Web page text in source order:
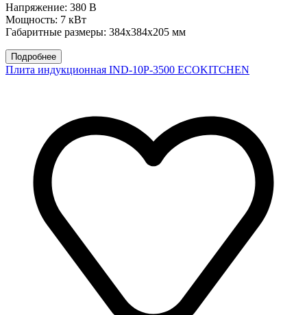
Напряжение: 380 В
Мощность: 7 кВт
Габаритные размеры: 384х384х205 мм
Подробнее
Плита индукционная IND-10P-3500 ECOKITCHEN